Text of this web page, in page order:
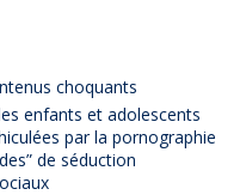
choquants
enfants et adolescents
par la pornographie
de séduction